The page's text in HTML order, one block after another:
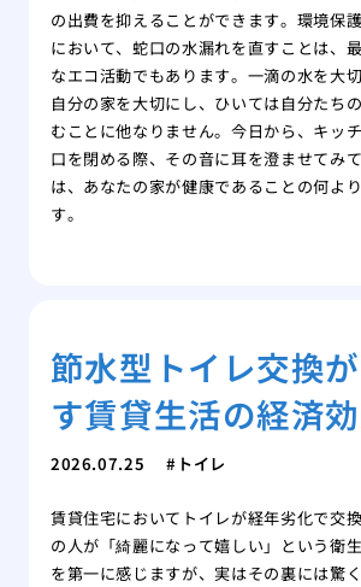
の出費を抑えることができます。環境保
において、蛇口の水漏れを直すことは、
なエコ活動でもあります。一滴の水を大
自分の家を大切にし、ひいては自分たち
むことに他なりません。今日から、キッ
口を閉める際、その音に耳を澄ませてみ
は、あなたの家が健康であることの何よ
す。
節水型トイレ交換
す賃貸生活の経済
2026.07.25 トイレ
賃貸住宅においてトイレが経年劣化で交
の人が「綺麗になって嬉しい」という衛
を第一に感じますが、実はその裏には驚